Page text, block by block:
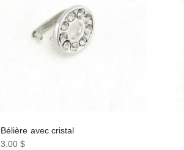
Bélière avec cristal
3.00$